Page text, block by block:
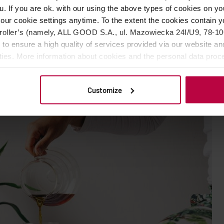
If you are ok. with our using the above types of cookies on
cookie settings anytime. To the extent the cookies contain
(namely, ALL GOOD S.A., ul. Mazowiecka 24I/U9, 78-
ensure a high quality of services provided via our website
More information about cookies and the personal data
Customize
w stylu hygge wskazali właśnie kawę. Nie bez powodu Dania
spożycia kawy. Ten napój jest nieodłącznym